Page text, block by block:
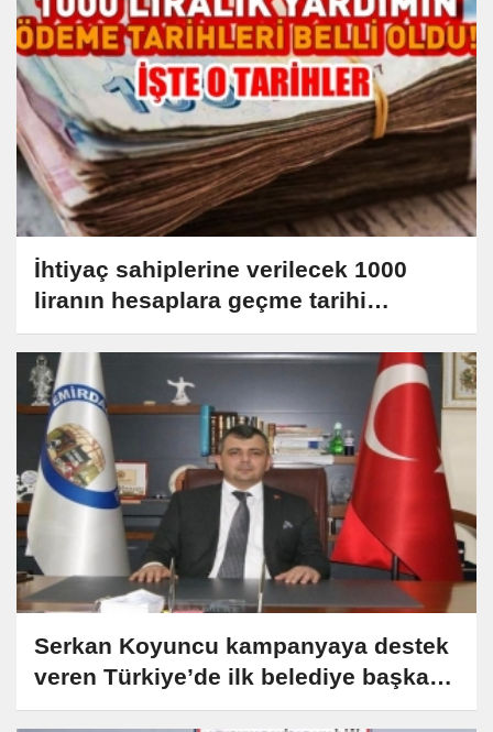
İhtiyaç sahiplerine verilecek 1000
liranın hesaplara geçme tarihi
açıklandı
Serkan Koyuncu kampanyaya destek
veren Türkiye’de ilk belediye başkanı
oldu